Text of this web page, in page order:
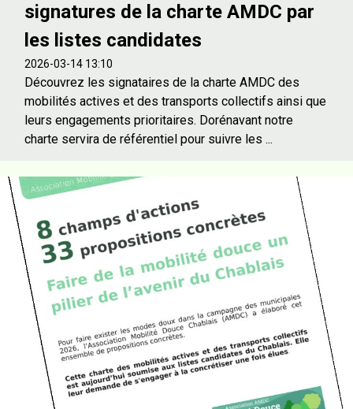
signatures de la charte AMDC par
les listes candidates
2026-03-14 13:10
Découvrez les signataires de la charte AMDC des
mobilités actives et des transports collectifs ainsi que
leurs engagements prioritaires. Dorénavant notre
charte servira de référentiel pour suivre les ...